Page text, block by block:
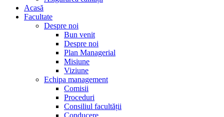
Acasă
Facultate
Despre noi
Bun venit
Despre noi
Plan Managerial
Misiune
Viziune
Echipa management
Comisii
Proceduri
Consiliul facultății
Conducere